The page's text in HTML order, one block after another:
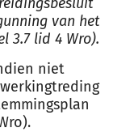
van het
3.7 lid 4 Wro).
niet